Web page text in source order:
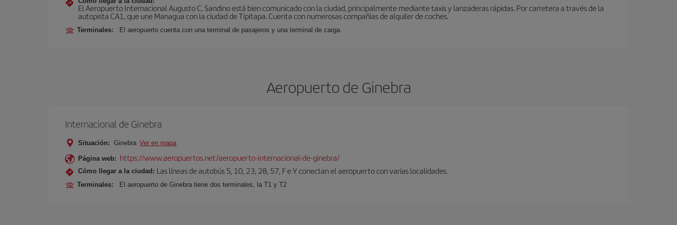
El Aeropuerto Internacional Augusto C. Sandino está bien comunicado con la ciudad, principalmente mediante taxis y lanzaderas rápidas. Por carretera a través de la
autopista CA1, que une Managua con la ciudad de Tipitapa. Cuenta con numerosas compañías de alquiler de coches.
Terminales: El aeropuerto cuenta con una terminal de pasajeros y una terminal de carga.
Aeropuerto de Ginebra
Internacional de Ginebra
Situación: Ginebra Ver en mapa
Página web: https://www.aeropuertos.net/aeropuerto-internacional-de-ginebra/
Cómo llegar a la ciudad: Las líneas de autobús 5, 10, 23, 28, 57, F e Y conectan el aeropuerto con varias localidades.
Terminales: El aeropuerto de Ginebra tiene dos terminales, la T1 y T2